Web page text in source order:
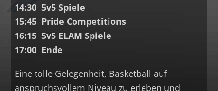
14:30 5v5 Spiele
15:45 Pride Competitions
16:15 5v5 ELAM Spiele
17:00 Ende
Eine tolle Gelegenheit, Basketball auf
anspruchsvollem Niveau zu erleben und